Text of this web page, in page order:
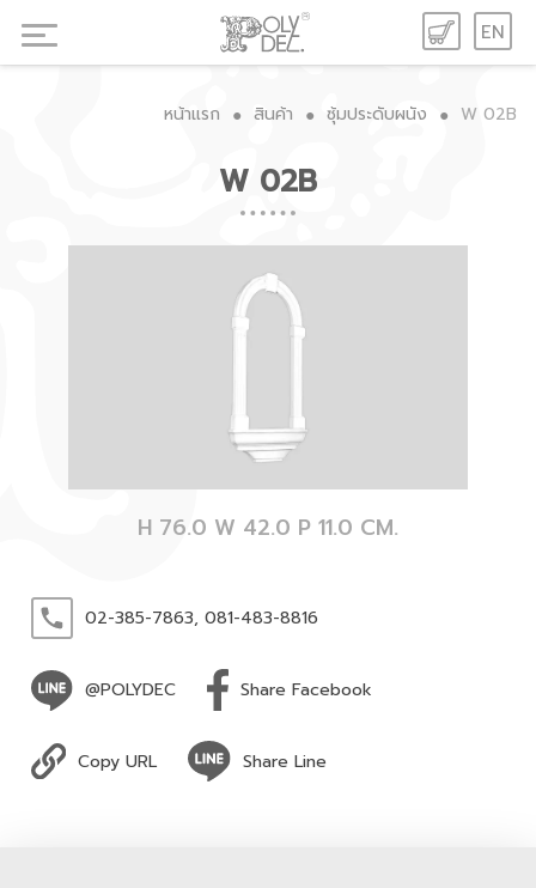
EN
หน้าแรก ● สินค้า ● ซุ้มประดับผนัง ● W 02B
W 02B
H 76.0 W 42.0 P 11.0 CM.
02-385-7863, 081-483-8816
@POLYDEC Share Facebook
Copy URL Share Line